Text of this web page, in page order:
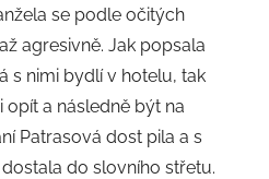
se podle očitých
agresivně. Jak popsala
s nimi bydlí v hotelu, tak
a následně být na
Patrasová dost pila a s
do slovního střetu.